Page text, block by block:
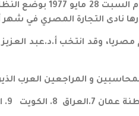
مصريا، وقد انتخب أ.د.عبد